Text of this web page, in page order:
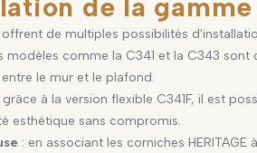
offrent de multiples possibilités
modèles comme la C341 et la C343
le mur et le plafond.
grâce à la version flexible C341F, il est
esthétique sans compromis.
: en associant les corniches